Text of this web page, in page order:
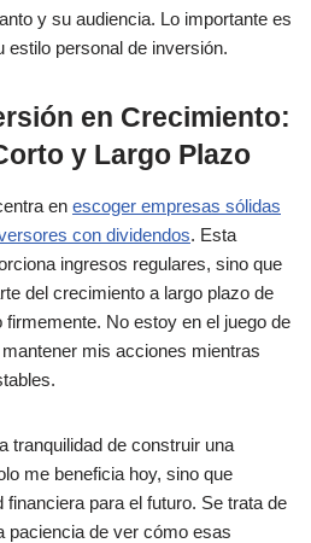
y su audiencia. Lo importante es
estilo personal de inversión.
en Crecimiento:
y Largo Plazo
en escoger empresas sólidas
con dividendos. Esta
ingresos regulares, sino que
del crecimiento a largo plazo de
No estoy en el juego de
mis acciones mientras
tranquilidad de construir una
me beneficia hoy, sino que
para el futuro. Se trata de
paciencia de ver cómo esas